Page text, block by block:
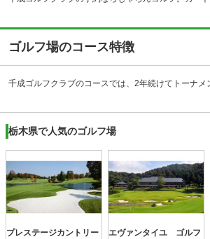
ゴルフ場のコース特徴
栃木県で人気のゴルフ場
プレステージカントリー
エヴァンタイユ ゴルフ